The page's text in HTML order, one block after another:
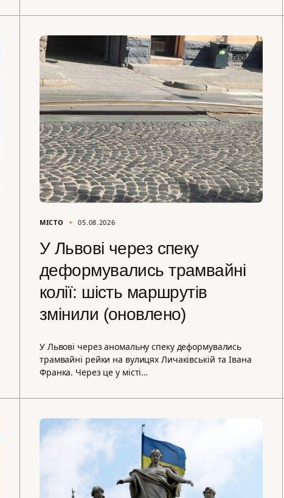
МІСТО 05.08.2026
У Львові через спеку
деформувались трамвайні
колії: шість маршрутів
змінили (оновлено)
У Львові через аномальну спеку деформувались
трамвайні рейки на вулицях Личаківській та Івана
Франка. Через це у місті…